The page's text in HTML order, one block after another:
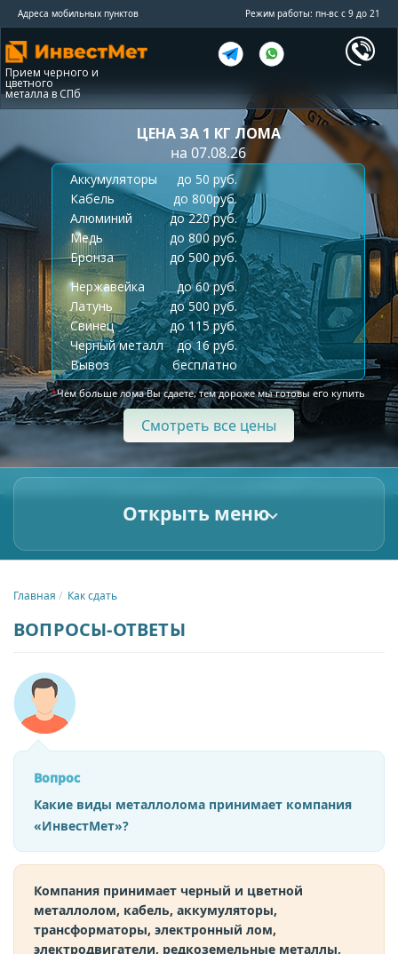
Адреса мобильных пунктов Режим работы: пн-вс с 9 до 21
Прием черного и
цветного
металла в СПб
ЦЕНА ЗА 1 КГ ЛОМА
на 07.08.26
Аккумуляторы
до 50 руб.
Кабель
до 800руб.
Алюминий
до 220 руб.
Медь
до 800 руб.
Бронза
до 500 руб.
Нержавейка
до 60 руб.
Латунь
до 500 руб.
Свинец
до 115 руб.
Черный металл
до 16 руб.
Вывоз
бесплатно
*Чем больше лома Вы сдаете, тем дороже мы готовы его купить
Смотреть все цены
Открыть меню
Главная Как сдать
ВОПРОСЫ-ОТВЕТЫ
Вопрос
Какие виды металлолома принимает компания
«ИнвестМет»?
Компания принимает черный и цветной
металлолом, кабель, аккумуляторы,
трансформаторы, электронный лом,
электродвигатели, редкоземельные металлы,